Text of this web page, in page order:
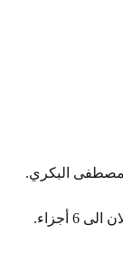
مصطفى البكري.
أجزاء.